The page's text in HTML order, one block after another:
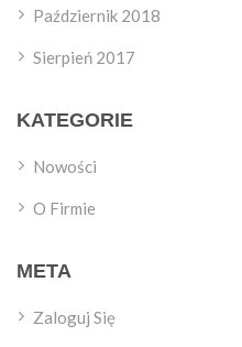
Październik 2018
Sierpień 2017
KATEGORIE
Nowości
O Firmie
META
Zaloguj Się